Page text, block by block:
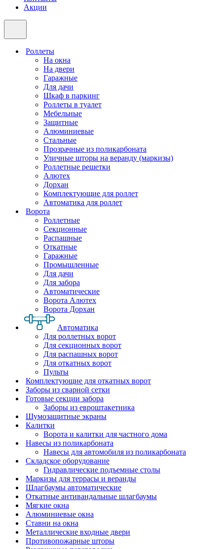
Акции
Роллеты
На окна
На двери
Гаражные
Для дачи
Шкаф в паркинг
Роллеты в туалет
Мебельные
Защитные
Алюминиевые
Стальные
Прозрачные из поликарбоната
Уличные шторы на веранду (маркизы)
Роллетные решетки
Алютех
Дорхан
Комплектующие для роллет
Автоматика для роллет
Ворота
Роллетные
Секционные
Распашные
Откатные
Гаражные
Промышленные
Для дачи
Для забора
Автоматические
Ворота Алютех
Ворота Дорхан
Автоматика
Для роллетных ворот
Для секционных ворот
Для распашных ворот
Для откатных ворот
Пульты
Комплектующие для откатных ворот
Заборы из сварной сетки
Готовые секции забора
Заборы из евроштакетника
Шумозащитные экраны
Калитки
Ворота и калитки для частного дома
Навесы из поликарбоната
Навесы для автомобиля из поликарбоната
Складское оборудование
Гидравлические подъемные столы
Маркизы для террасы и веранды
Шлагбаумы автоматические
Откатные антивандальные шлагбаумы
Мягкие окна
Алюминиевые окна
Ставни на окна
Металлические входные двери
Противопожарные шторы